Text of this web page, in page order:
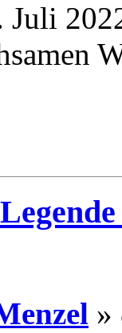
Juli
»